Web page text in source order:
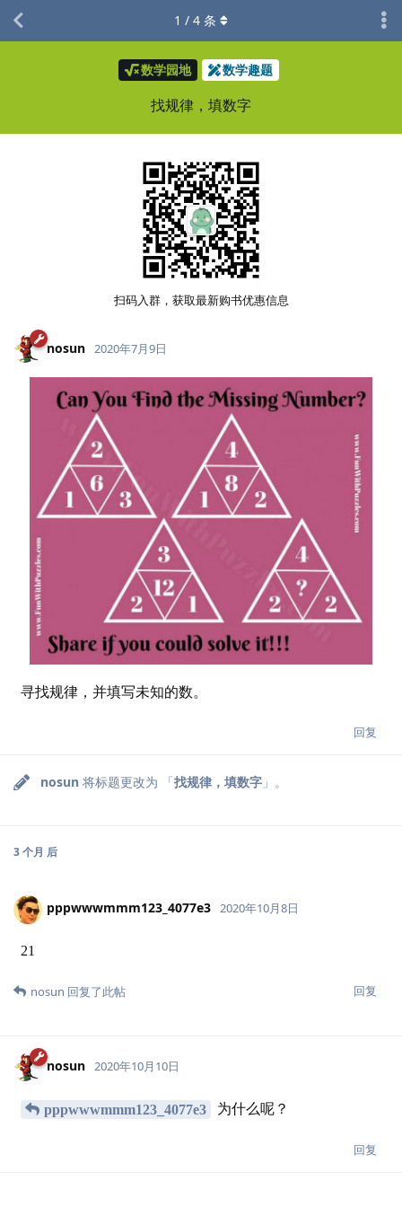
数学园地 数学趣题
找规律，填数字
1 / 4 条
扫码入群，获取最新购书优惠信息
nosun 2020年7月9日
寻找规律，并填写未知的数。
回复
nosun 将标题更改为 「找规律，填数字 」。
3 个月 后
pppwwwmmm123_4077e3 2020年10月8日
21
回复
nosun 回复了此帖
nosun 2020年10月10日
pppwwwmmm123_4077e3 为什么呢？
回复